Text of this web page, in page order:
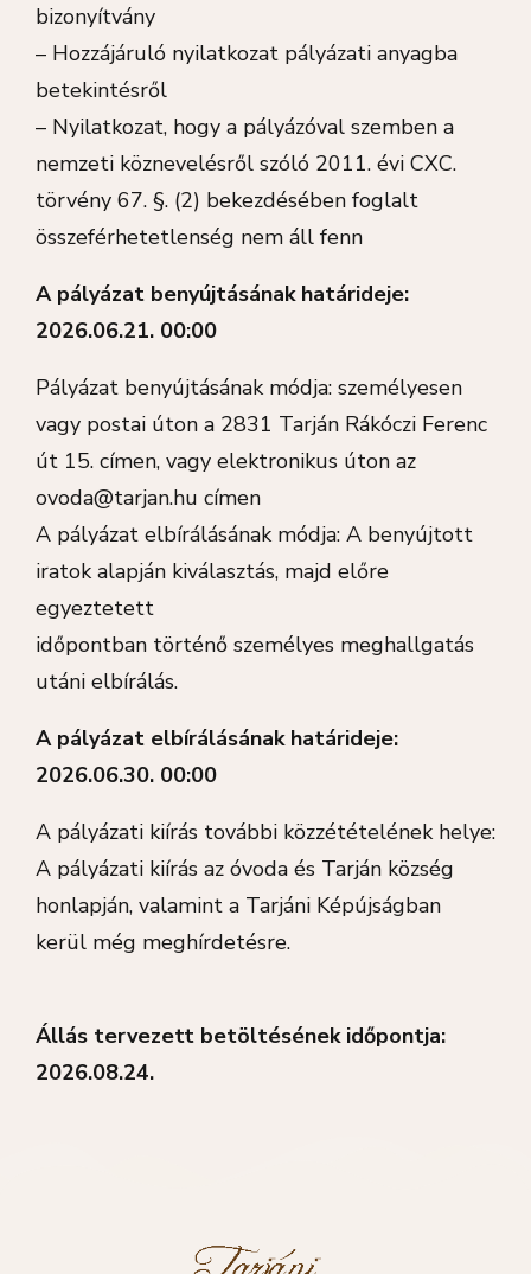
bizonyítvány
– Hozzájáruló nyilatkozat pályázati anyagba
betekintésről
– Nyilatkozat, hogy a pályázóval szemben a
nemzeti köznevelésről szóló 2011. évi CXC.
törvény 67. §. (2) bekezdésében foglalt
összeférhetetlenség nem áll fenn
A pályázat benyújtásának határideje:
2026.06.21. 00:00
Pályázat benyújtásának módja: személyesen
vagy postai úton a 2831 Tarján Rákóczi Ferenc
út 15. címen, vagy elektronikus úton az
ovoda@tarjan.hu címen
A pályázat elbírálásának módja: A benyújtott
iratok alapján kiválasztás, majd előre
egyeztetett
időpontban történő személyes meghallgatás
utáni elbírálás.
A pályázat elbírálásának határideje:
2026.06.30. 00:00
A pályázati kiírás további közzétételének helye:
A pályázati kiírás az óvoda és Tarján község
honlapján, valamint a Tarjáni Képújságban
kerül még meghírdetésre.
Állás tervezett betöltésének időpontja:
2026.08.24.